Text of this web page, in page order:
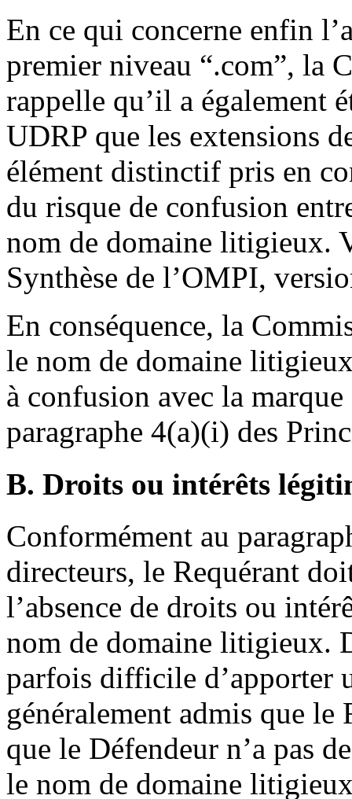
En ce qui concerne enfin
premier niveau “.com”, la
rappelle qu’il a également
UDRP que les extensions
élément distinctif pris en
du risque de confusion
nom de domaine litigieux.
Synthèse de l’OMPI,
En conséquence, la
le nom de domaine
à confusion avec la
paragraphe 4(a)(i) des
B. Droits ou intérêts
Conformément au
directeurs, le Requérant
l’absence de droits ou
nom de domaine litigieux.
parfois difficile d’apporter
généralement admis que
que le Défendeur n’a pas
le nom de domaine